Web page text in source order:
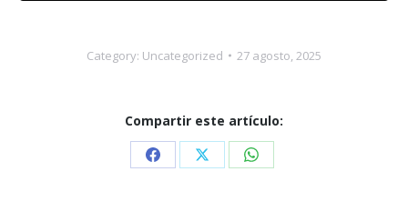
Category: Uncategorized 27 agosto, 2025
Compartir este artículo:
Share Share Share